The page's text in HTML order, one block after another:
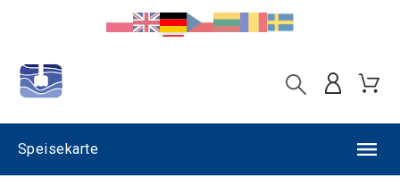
Speisekarte